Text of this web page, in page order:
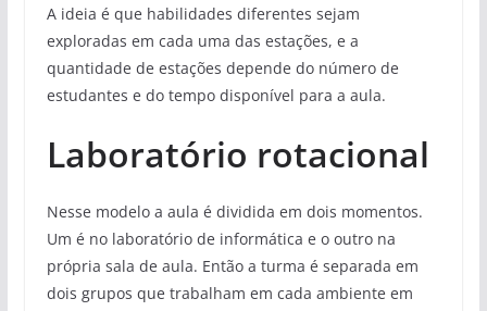
A ideia é que habilidades diferentes sejam
exploradas em cada uma das estações, e a
quantidade de estações depende do número de
estudantes e do tempo disponível para a aula.
Laboratório rotacional
Nesse modelo a aula é dividida em dois momentos.
Um é no laboratório de informática e o outro na
própria sala de aula. Então a turma é separada em
dois grupos que trabalham em cada ambiente em